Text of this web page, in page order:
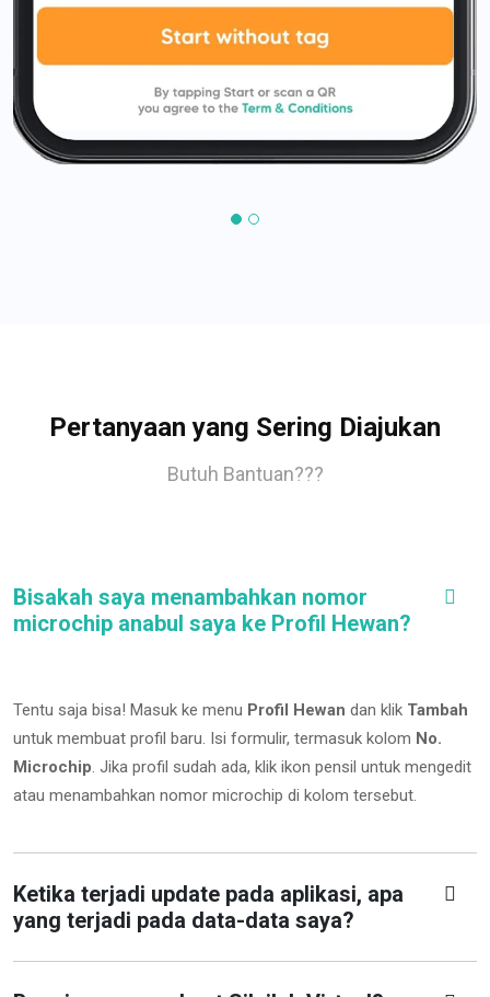
Pertanyaan yang Sering Diajukan
Butuh Bantuan???
Bisakah saya menambahkan nomor
microchip anabul saya ke Profil Hewan?
Tentu saja bisa! Masuk ke menu Profil Hewan dan klik Tambah
untuk membuat profil baru. Isi formulir, termasuk kolom No.
Microchip. Jika profil sudah ada, klik ikon pensil untuk mengedit
atau menambahkan nomor microchip di kolom tersebut.
Ketika terjadi update pada aplikasi, apa
yang terjadi pada data-data saya?